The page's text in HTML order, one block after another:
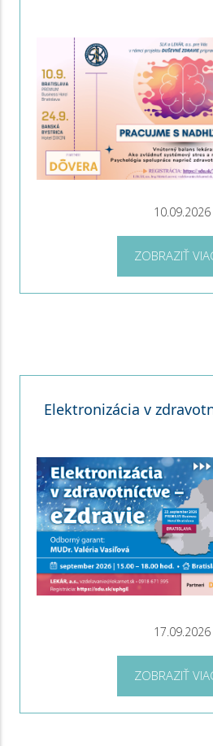
10.09.2026
ZOBRAZIŤ
Elektronizácia v
17.09.2026
ZOBRAZIŤ